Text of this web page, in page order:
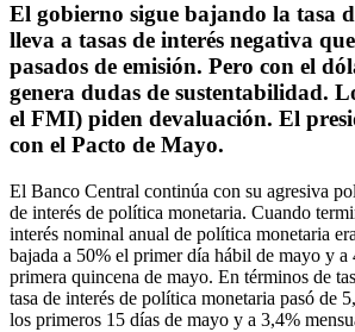
El gobierno sigue bajando la tasa
lleva a tasas de interés negativa
pasados de emisión. Pero con el
genera dudas de sustentabilidad.
el FMI) piden devaluación. El
con el Pacto de Mayo.
El Banco Central continúa con su agresiva
de interés de política monetaria. Cuando
interés nominal anual de política monetaria
bajada a 50% el primer día hábil de mayo y a
primera quincena de mayo. En términos de
tasa de interés de política monetaria pasó de
los primeros 15 días de mayo y a 3,4%